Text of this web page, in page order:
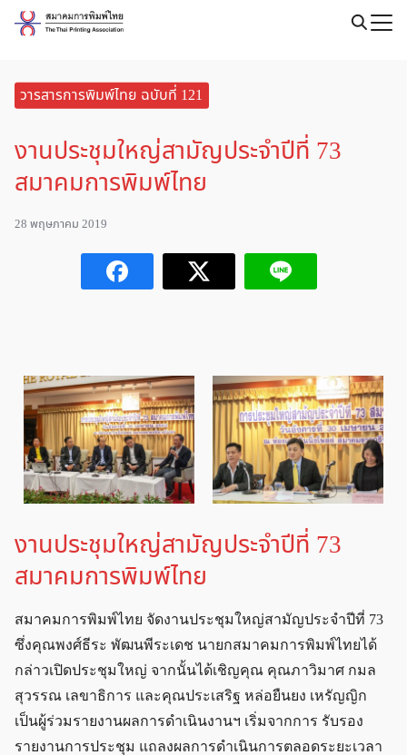
Skip
วารสารการพิมพ์ไทย ฉบับที่ 121
งานประชุมใหญ่สามัญประจำปีที่ 73
สมาคมการพิมพ์ไทย
28 พฤษภาคม 2019
งานประชุมใหญ่สามัญประจำปีที่ 73
สมาคมการพิมพ์ไทย
สมาคมการพิมพ์ไทย จัดงานประชุมใหญ่สามัญประจำปีที่ 73
ซึ่งคุณพงศ์ธีระ พัฒนพีระเดช นายกสมาคมการพิมพ์ไทยได้
กล่าวเปิดประชุมใหญ่ จากนั้นได้เชิญคุณ คุณภาวิมาศ กมล
สุวรรณ เลขาธิการ และคุณประเสริฐ หล่อยืนยง เหรัญญิก
เป็นผู้ร่วมรายงานผลการดำเนินงานฯ เริ่มจากการ รับรอง
รายงานการประชุม แถลงผลการดำเนินการตลอดระยะเวลา